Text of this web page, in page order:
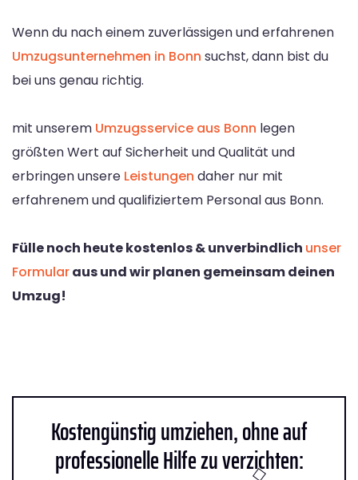
Wenn du nach einem zuverlässigen und erfahrenen
Umzugsunternehmen in Bonn suchst, dann bist du
bei uns genau richtig.
mit unserem Umzugsservice aus Bonn legen
größten Wert auf Sicherheit und Qualität und
erbringen unsere Leistungen daher nur mit
erfahrenem und qualifiziertem Personal aus Bonn.
Fülle noch heute kostenlos & unverbindlich unser
Formularaus und wir planen gemeinsam deinen
Umzug!
Kostengünstig umziehen, ohne auf
professionelle Hilfe zu verzichten: